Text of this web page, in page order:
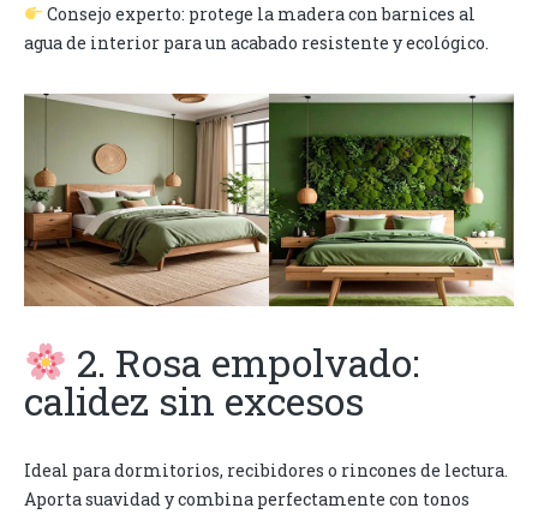
Consejo experto: protege la madera con barnices al
agua de interior para un acabado resistente y ecológico.
2. Rosa empolvado:
calidez sin excesos
Ideal para dormitorios, recibidores o rincones de lectura.
Aporta suavidad y combina perfectamente con tonos